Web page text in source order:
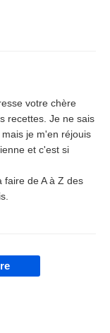
votre chère
recettes. Je ne sais
je m'en réjouis
et c'est si
faire de A à Z des